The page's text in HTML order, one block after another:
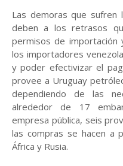
Las demoras que sufren
deben a los retrasos
permisos de importación
los importadores
y poder efectivizar el
provee a Uruguay
dependiendo de las
alrededor de 17
empresa pública, seis
las compras se hacen a
África y Rusia.